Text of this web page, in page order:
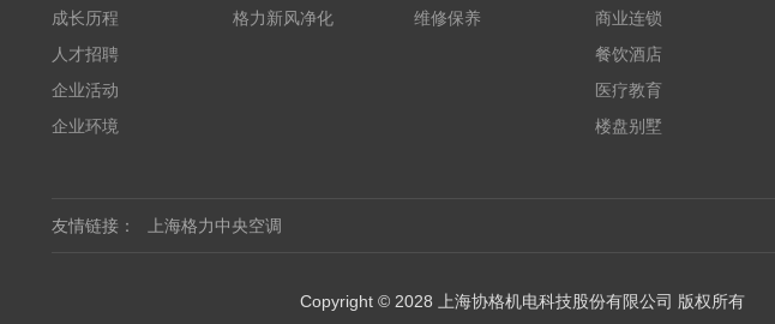
成长历程
人才招聘
企业活动
企业环境
格力新风净化
维修保养
商业连锁
餐饮酒店
医疗教育
楼盘别墅
友情链接： 上海格力中央空调
Copyright © 2028 上海协格机电科技股份有限公司 版权所有